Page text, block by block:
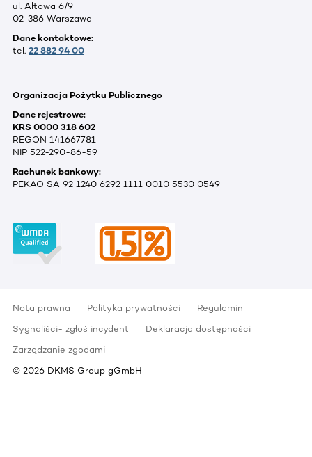
ul. Altowa 6/9
02-386 Warszawa
Dane kontaktowe:
tel. 22 882 94 00
Organizacja Pożytku Publicznego
Dane rejestrowe:
KRS 0000 318 602
REGON 141667781
NIP 522-290-86-59
Rachunek bankowy:
PEKAO SA 92 1240 6292 1111 0010 5530 0549
Nota prawna Polityka prywatności
Regulamin
Sygnaliści- zgłoś incydent
Deklaracja dostępności
Zarządzanie zgodami
© 2026 DKMS Group gGmbH